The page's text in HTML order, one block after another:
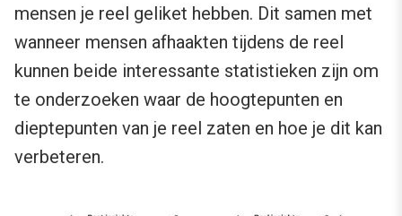
mensen je reel geliket hebben. Dit samen met
wanneer mensen afhaakten tijdens de reel
kunnen beide interessante statistieken zijn om
te onderzoeken waar de hoogtepunten en
dieptepunten van je reel zaten en hoe je dit kan
verbeteren.